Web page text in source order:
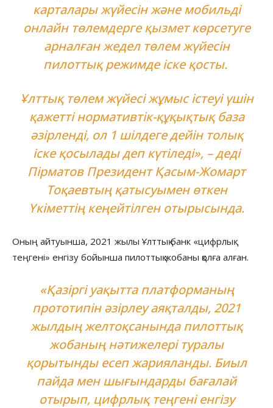
карталары жүйесін және мобильді
онлайн төлемдерге қызмет көрсетуге
арналған жедел төлем жүйесін
пилоттық режимде іске қосты.
Ұлттық төлем жүйесі жұмыс істеуі үшін
қажетті нормативтік-құқықтық база
әзірленді, ол 1 шілдеге дейін толық
іске қосылады деп күтіледі», – деді
Пірматов Президент Қасым-Жомарт
Тоқаевтың қатысуымен өткен
Үкіметтің кеңейтілген отырысында.
Оның айтуынша, 2021 жылы Ұлттық банк «цифрлық
теңгені» енгізу бойынша пилоттық жобаны қолға алған.
«Қазіргі уақытта платформаның
прототипін әзірлеу аяқталды, 2021
жылдың желтоқсанында пилоттық
жобаның нәтижелері туралы
қорытынды есеп жарияланды. Биыл
пайда мен шығындарды бағалай
отырып, цифрлық теңгені енгізу